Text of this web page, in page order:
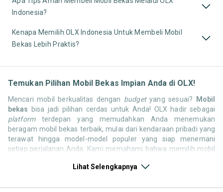
Indonesia?
Kenapa Memilih OLX Indonesia Untuk Membeli Mobil
Bekas Lebih Praktis?
Temukan Pilihan Mobil Bekas Impian Anda di OLX!
Mencari mobil berkualitas dengan budgetyang sesuai? Mobil
bekas bisa jadi pilihan cerdas untuk Anda! OLX hadir sebagai
platformterdepan yang memudahkan Anda menemukan
beragam mobil bekas terbaik, mulai dari kendaraan pribadi yang
terawat hingga model-model populer yang siap menemani
setiap perjalanan Anda. Kami memahami bahwa memilih mobil
ribuan daftar dari penjual terpercaya di seluruh Indonesia.
dengan gaya hidup, kebutuhan, danbudgetAnda!
Lihat Selengkapnya